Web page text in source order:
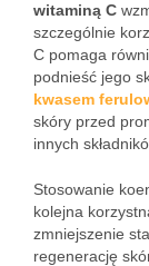
witaminą C
szczególnie
C pomaga
podnieść jego
kwasem
skóry przed
innych
Stosowanie
kolejna
zmniejszenie
regenerację